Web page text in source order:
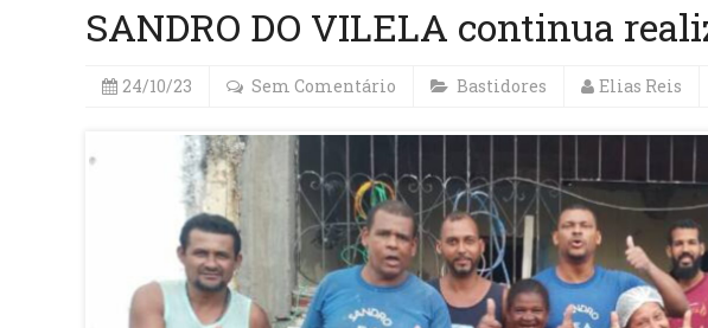
SANDRO DO VILELA continua
24/10/23 Sem Comentário Bastidores Elias Reis